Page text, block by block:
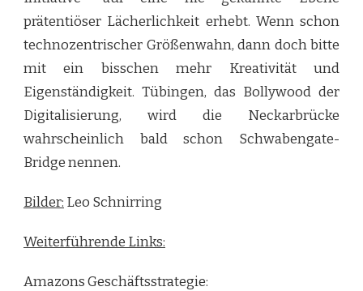
prätentiöser Lächerlichkeit erhebt. Wenn schon
technozentrischer Größenwahn, dann doch bitte
mit ein bisschen mehr Kreativität und
Eigenständigkeit. Tübingen, das Bollywood der
Digitalisierung, wird die Neckarbrücke
wahrscheinlich bald schon Schwabengate-
Bridge nennen.
Bilder: Leo Schnirring
Weiterführende Links:
Amazons Geschäftsstrategie: